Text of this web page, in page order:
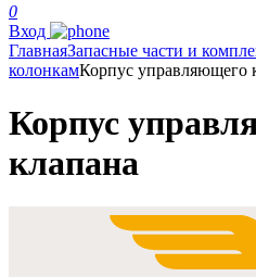
0
Вход
ГлавнаяЗапасные части и
колонкамКорпус управляющего
Корпус
клапана